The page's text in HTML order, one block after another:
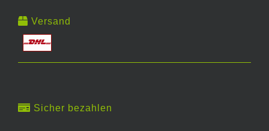
Versand
Sicher bezahlen